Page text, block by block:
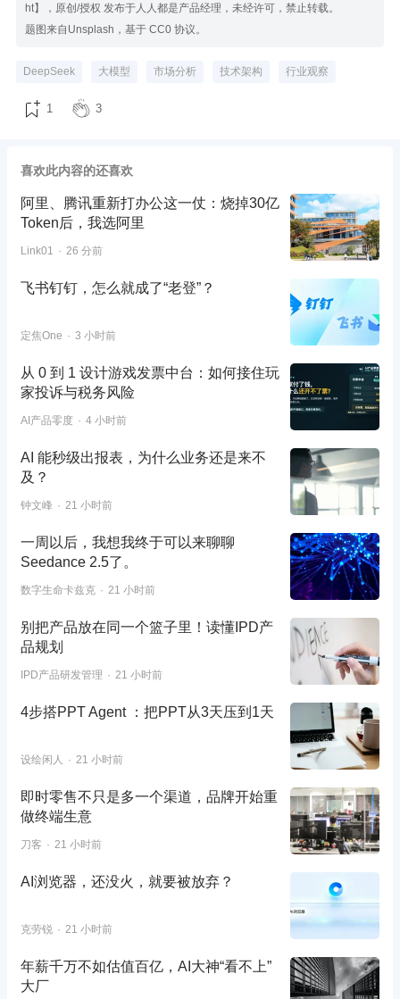
ht】，原创/授权 发布于人人都是产品经理，未经许可，禁止转载。
题图来自Unsplash，基于 CC0 协议。
DeepSeek 大模型 市场分析 技术架构 行业观察
1 3
喜欢此内容的还喜欢
阿里、腾讯重新打办公这一仗：烧掉30亿
Token后，我选阿里
Link01 26 分前
飞书钉钉，怎么就成了“老登”？
定焦One 3 小时前
从 0 到 1 设计游戏发票中台：如何接住玩
家投诉与税务风险
AI产品零度 4 小时前
AI 能秒级出报表，为什么业务还是来不
及？
钟文峰 21 小时前
一周以后，我想我终于可以来聊聊
Seedance 2.5了。
数字生命卡兹克 21 小时前
别把产品放在同一个篮子里！读懂IPD产
品规划
IPD产品研发管理 21 小时前
4步搭PPT Agent ：把PPT从3天压到1天
设绘闲人 21 小时前
即时零售不只是多一个渠道，品牌开始重
做终端生意
刀客 21 小时前
AI浏览器，还没火，就要被放弃？
克劳锐 21 小时前
年薪千万不如估值百亿，AI大神“看不上”
大厂